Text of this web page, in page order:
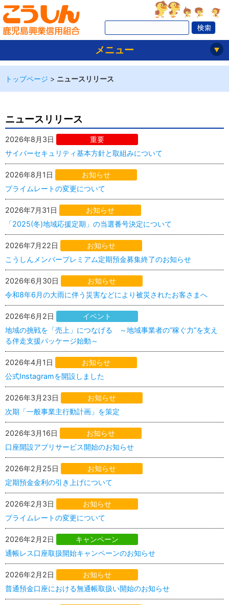
メニュー
トップページ > ニュースリリース
ニュースリリース
2026年8月3日 重要
サイバーセキュリティ基本方針と取組みについて
2026年8月1日 お知らせ
プライムレートの変更について
2026年7月31日 お知らせ
「2025(冬)地域応援定期」の当選番号決定について
2026年7月22日 お知らせ
こうしんメンバープレミアム定期預金募集終了のお知らせ
2026年6月30日 お知らせ
令和8年6月の大雨に伴う災害などにより被災されたお客さまへ
2026年6月2日 イベント
地域の挑戦を「売上」につなげる ～地域事業者の”稼ぐ力”を支え
る伴走支援パッケージ始動～
2026年4月1日 お知らせ
公式Instagramを開設しました
2026年3月23日 お知らせ
次期「一般事業主行動計画」を策定
2026年3月16日 お知らせ
口座開設アプリサービス開始のお知らせ
2026年2月25日 お知らせ
定期預金金利の引き上げについて
2026年2月3日 お知らせ
プライムレートの変更について
2026年2月2日 キャンペーン
通帳レス口座取扱開始キャンペーンのお知らせ
2026年2月2日 お知らせ
普通預金口座における無通帳取扱い開始のお知らせ